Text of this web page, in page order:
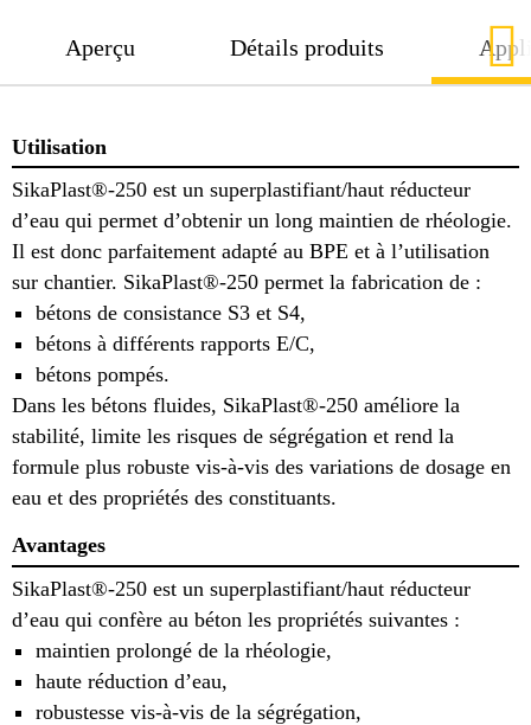
Aperçu Détails produits
Utilisation
SikaPlast®-250 est un superplastifiant/haut réducteur
d’eau qui permet d’obtenir un long maintien de rhéologie.
Il est donc parfaitement adapté au BPE et à l’utilisation
sur chantier. SikaPlast®-250 permet la fabrication de :
bétons de consistance S3 et S4,
bétons à différents rapports E/C,
bétons pompés.
Dans les bétons fluides, SikaPlast®-250 améliore la
stabilité, limite les risques de ségrégation et rend la
formule plus robuste vis-à-vis des variations de dosage en
eau et des propriétés des constituants.
Avantages
SikaPlast®-250 est un superplastifiant/haut réducteur
d’eau qui confère au béton les propriétés suivantes :
maintien prolongé de la rhéologie,
haute réduction d’eau,
robustesse vis-à-vis de la ségrégation,